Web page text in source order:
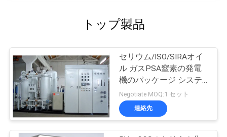
トップ製品
セリウム/ISO/SIRAオイ
ル ガスPSA窒素の発電
機のパッケージ システ
ム
Negotiate MOQ:1 セット
連絡先